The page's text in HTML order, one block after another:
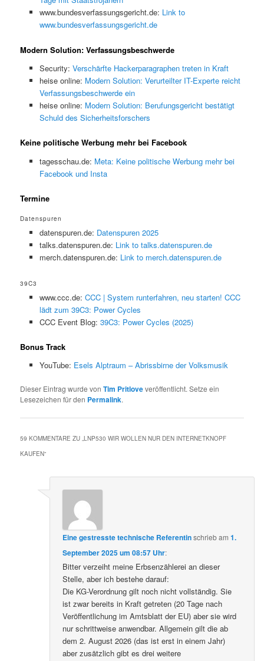
www.bundesverfassungsgericht.de: Link to
www.bundesverfassungsgericht.de
Modern Solution: Verfassungsbeschwerde
Security: Verschärfte Hackerparagraphen treten in Kraft
heise online: Modern Solution: Verurteilter IT-Experte reicht
Verfassungsbeschwerde ein
heise online: Modern Solution: Berufungsgericht bestätigt
Schuld des Sicherheitsforschers
Keine politische Werbung mehr bei Facebook
tagesschau.de: Meta: Keine politische Werbung mehr bei
Facebook und Insta
Termine
Datenspuren
datenspuren.de: Datenspuren 2025
talks.datenspuren.de: Link to talks.datenspuren.de
merch.datenspuren.de: Link to merch.datenspuren.de
39C3
www.ccc.de: CCC | System runterfahren, neu starten! CCC
lädt zum 39C3: Power Cycles
CCC Event Blog: 39C3: Power Cycles (2025)
Bonus Track
YouTube: Esels Alptraum – Abrissbirne der Volksmusik
Dieser Eintrag wurde vonTim Pritloveveröffentlicht. Setze ein
Lesezeichen für den Permalink.
59 KOMMENTARE ZU „LNP530 WIR WOLLEN NUR DEN INTERNETKNOPF
KAUFEN“
Eine gestresste technische Referentinschriebam1.
September 2025 um 08:57 Uhr:
Bitter verzeiht meine Erbsenzählerei an dieser
Stelle, aber ich bestehe darauf:
Die KG-Verordnung gilt noch nicht vollständig. Sie
ist zwar bereits in Kraft getreten (20 Tage nach
Veröffentlichung im Amtsblatt der EU) aber sie wird
nur schrittweise anwendbar. Allgemein gilt die ab
dem 2. August 2026 (das ist erst in einem Jahr)
aber zusätzlich gibt es drei weitere